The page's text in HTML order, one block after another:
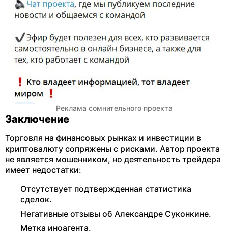
Реклама сомнительного проекта
Заключение
Торговля на финансовых рынках и инвестиции в
криптовалюту сопряжены с рисками. Автор проекта
не является мошенником, но деятельность трейдера
имеет недостатки:
Отсутствует подтвержденная статистика
сделок.
Негативные отзывы об Александре Суконкине.
Метка иноагента.